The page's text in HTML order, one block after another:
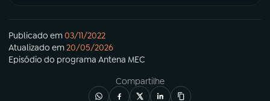
Publicado em03/11/2022
Atualizado em20/05/2026
Episódio do programa Antena MEC
Compartilhe